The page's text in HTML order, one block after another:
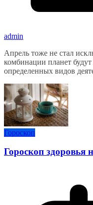
admin
Апрель тоже не стал
комбинации планет
определенных видов
Гороскоп
Гороскоп здоровья